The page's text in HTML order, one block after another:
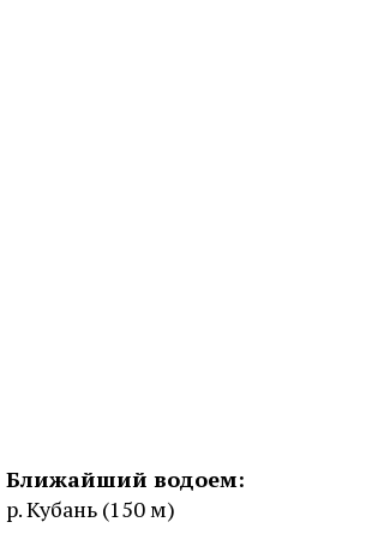
Ближайший водоем:
р. Кубань (150 м)